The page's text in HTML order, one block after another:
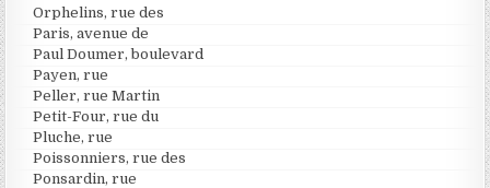
Orphelins, rue des
Paris, avenue de
Paul Doumer, boulevard
Payen, rue
Peller, rue Martin
Petit-Four, rue du
Pluche, rue
Poissonniers, rue des
Ponsardin, rue